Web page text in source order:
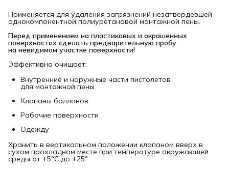
Применяется для удаления загрязнений незатвердевшей
однокомпонентной полиуретановой монтажной пены.
Перед применением на пластиковых и окрашенных
поверхностях сделать предварительную пробу
на невидимом участке поверхности!
Эффективно очищает:
Внутренние и наружные части пистолетов
для монтажной пены
Клапаны баллонов
Рабочие поверхности
Одежду
Хранить в вертикальном положении клапаном вверх в
сухом прохладном месте при температуре окружающей
среды от +5°С до +25°